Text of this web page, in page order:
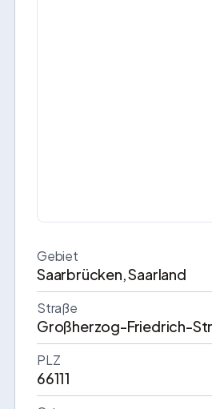
Gebiet
Saarbrücken, Saarland
Straße
Großherzog-Friedrich-
PLZ
66111